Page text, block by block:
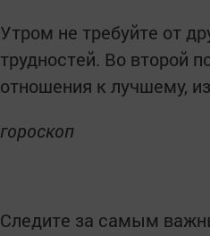
Утром не требуйте от
трудностей. Во второй
отношения к лучшему,
гороскоп
Следите за самым